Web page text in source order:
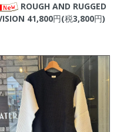
ROUGH AND RUGGED
41,800円(税3,800円)